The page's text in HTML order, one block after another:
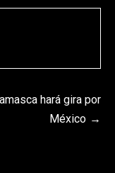
hará gira por
México